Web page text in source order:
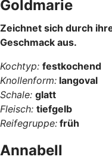
Goldmarie
Zeichnet sich durch
Geschmack aus.
Kochtyp: festkochend
Knollenform: langoval
Schale: glatt
Fleisch: tiefgelb
Reifegruppe: früh
Annabell